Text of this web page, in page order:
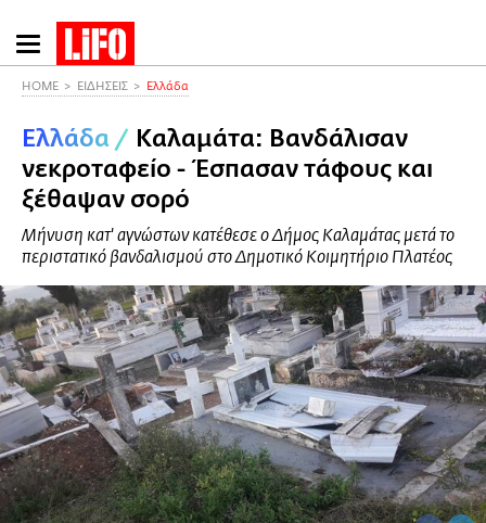
Παράκαμψη
προς
περιεχόμενο
HOME ΕΙΔΗΣΕΙΣ Ελλάδα
Ελλάδα / Καλαμάτα: Βανδάλισαν
νεκροταφείο - Έσπασαν τάφους και
ξέθαψαν σορό
Μήνυση κατ' αγνώστων κατέθεσε ο Δήμος Καλαμάτας μετά το
περιστατικό βανδαλισμού στο Δημοτικό Κοιμητήριο Πλατέος